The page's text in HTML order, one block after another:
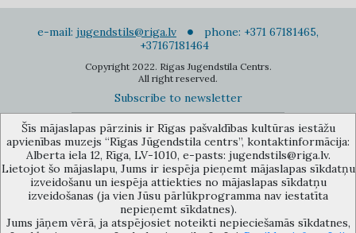
e-mail: jugendstils@riga.lv
phone: +371 67181465,
+37167181464
Copyright 2022. Rigas Jugendstila Centrs.
All right reserved.
Subscribe to newsletter
The Anti-Bureaucracy Centre of the Riga City Council (phone: 67026859,
67012031, e-mail: bac@riga.lv) performs functions of a contact point in
the Municipality of Riga, providing necessary protection and
confidentiality to a person who informs about possible conflicts of
Šīs mājaslapas pārzinis ir Rīgas pašvaldības kultūras iestāžu
apvienības muzejs “Rīgas Jūgendstila centrs”, kontaktinformācija:
Alberta iela 12, Rīga, LV-1010, e-pasts: jugendstils@riga.lv.
Lietojot šo mājaslapu, Jums ir iespēja pieņemt mājaslapas sīkdatņu
izveidošanu un iespēja attiekties no mājaslapas sīkdatņu
izveidošanas (ja vien Jūsu pārlūkprogramma nav iestatīta
nepieņemt sīkdatnes).
Jums jāņem vērā, ja atspējosiet noteikti nepieciešamās sīkdatnes,